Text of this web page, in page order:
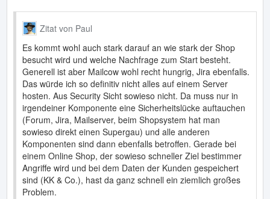
Zitat von Paul
Es kommt wohl auch stark darauf an wie stark der Shop
besucht wird und welche Nachfrage zum Start besteht.
Generell ist aber Mailcow wohl recht hungrig, Jira ebenfalls.
Das würde ich so definitiv nicht alles auf einem Server
hosten. Aus Security Sicht sowieso nicht. Da muss nur in
irgendeiner Komponente eine Sicherheitslücke auftauchen
(Forum, Jira, Mailserver, beim Shopsystem hat man
sowieso direkt einen Supergau) und alle anderen
Komponenten sind dann ebenfalls betroffen. Gerade bei
einem Online Shop, der sowieso schneller Ziel bestimmer
Angriffe wird und bei dem Daten der Kunden gespeichert
sind (KK & Co.), hast da ganz schnell ein ziemlich großes
Problem.